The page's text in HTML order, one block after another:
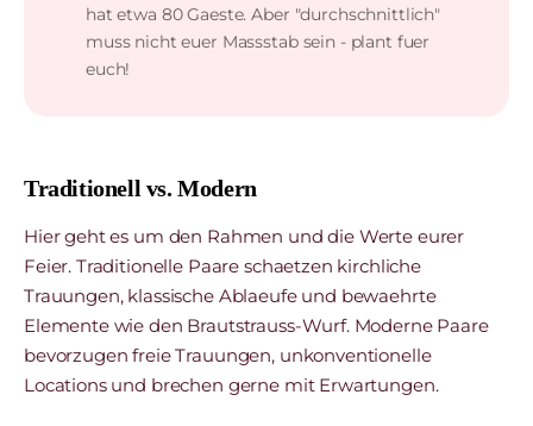
hat etwa 80 Gaeste. Aber "durchschnittlich"
muss nicht euer Massstab sein - plant fuer
euch!
Traditionell vs. Modern
Hier geht es um den Rahmen und die Werte eurer
Feier. Traditionelle Paare schaetzen kirchliche
Trauungen, klassische Ablaeufe und bewaehrte
Elemente wie den Brautstrauss-Wurf. Moderne Paare
bevorzugen freie Trauungen, unkonventionelle
Locations und brechen gerne mit Erwartungen.